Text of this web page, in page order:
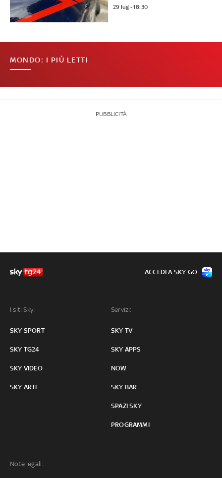
29 lug - 18:30
MONDO: I PIÙ LETTI
PUBBLICITÀ
I siti Sky:
SKY SPORT
SKY TG24
SKY VIDEO
SKY ARTE
Servizi:
SKY TV
SKY APPS
NOW
SKY BAR
SPAZI SKY
PROGRAMMI
Note legali:
ACCEDI A SKY GO